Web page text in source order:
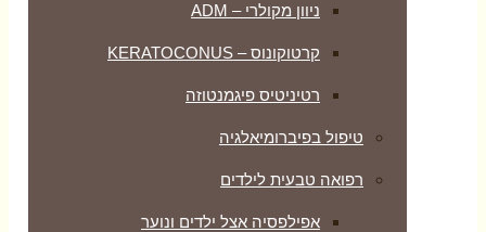
ניוון מקולרי – ADM
קרטוקונוס – KERATOCONUS
רטיניטיס פיגמנטוזה
טיפול בפיברומיאלגיה
רפואה טבעית לילדים
אפילפסיה אצל ילדים ונוער